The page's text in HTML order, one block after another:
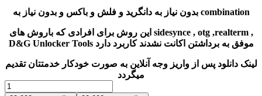
بدون نیاز به دانگرید و فلش و باکس و بدون نیاز به combination
این روش برای افرادی که باروش های sidesynce , otg ,realterm ,
D&G Unlocker Tools موفق به برداشتن اکانت نشدند کاربرد دارد
لینک دانلود پس از واریز وجه آنلاین به صورت خودکار خدمتتان تقدیم
میگردد